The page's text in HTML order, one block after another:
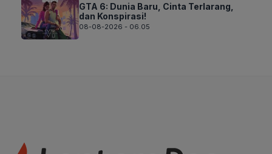
GTA 6: Dunia Baru, Cinta Terlarang,
dan Konspirasi!
08-08-2026 - 06.05